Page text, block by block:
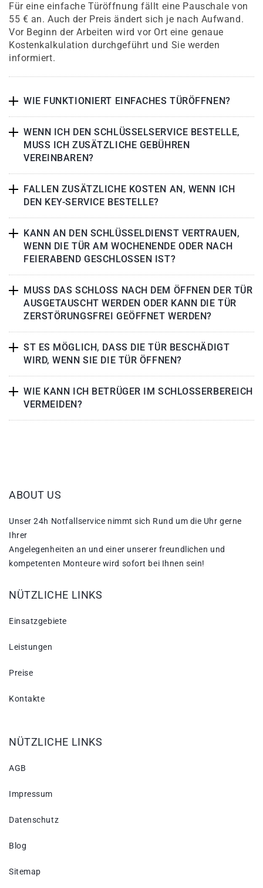
Für eine einfache Türöffnung fällt eine Pauschale von
55 € an. Auch der Preis ändert sich je nach Aufwand.
Vor Beginn der Arbeiten wird vor Ort eine genaue
Kostenkalkulation durchgeführt und Sie werden
informiert.
WIE FUNKTIONIERT EINFACHES TÜRÖFFNEN?
WENN ICH DEN SCHLÜSSELSERVICE BESTELLE,
MUSS ICH ZUSÄTZLICHE GEBÜHREN
VEREINBAREN?
FALLEN ZUSÄTZLICHE KOSTEN AN, WENN ICH
DEN KEY-SERVICE BESTELLE?
KANN AN DEN SCHLÜSSELDIENST VERTRAUEN,
WENN DIE TÜR AM WOCHENENDE ODER NACH
FEIERABEND GESCHLOSSEN IST?
MUSS DAS SCHLOSS NACH DEM ÖFFNEN DER TÜR
AUSGETAUSCHT WERDEN ODER KANN DIE TÜR
ZERSTÖRUNGSFREI GEÖFFNET WERDEN?
ST ES MÖGLICH, DASS DIE TÜR BESCHÄDIGT
WIRD, WENN SIE DIE TÜR ÖFFNEN?
WIE KANN ICH BETRÜGER IM SCHLOSSERBEREICH
VERMEIDEN?
ABOUT US
Unser 24h Notfallservice nimmt sich Rund um die Uhr gerne
Ihrer
Angelegenheiten an und einer unserer freundlichen und
kompetenten Monteure wird sofort bei Ihnen sein!
NÜTZLICHE LINKS
Einsatzgebiete
Leistungen
Preise
Kontakte
NÜTZLICHE LINKS
AGB
Impressum
Datenschutz
Blog
Sitemap